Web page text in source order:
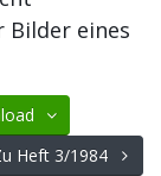
eines
Heft 3/1984